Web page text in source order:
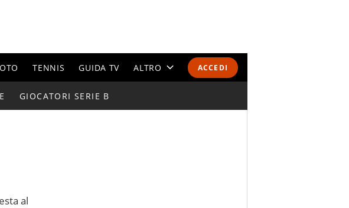
ACCEDI
TENNIS GUIDA TV ALTRO
GIOCATORI SERIE B
al